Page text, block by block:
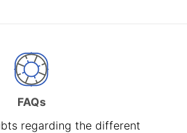
FAQs
regarding the different